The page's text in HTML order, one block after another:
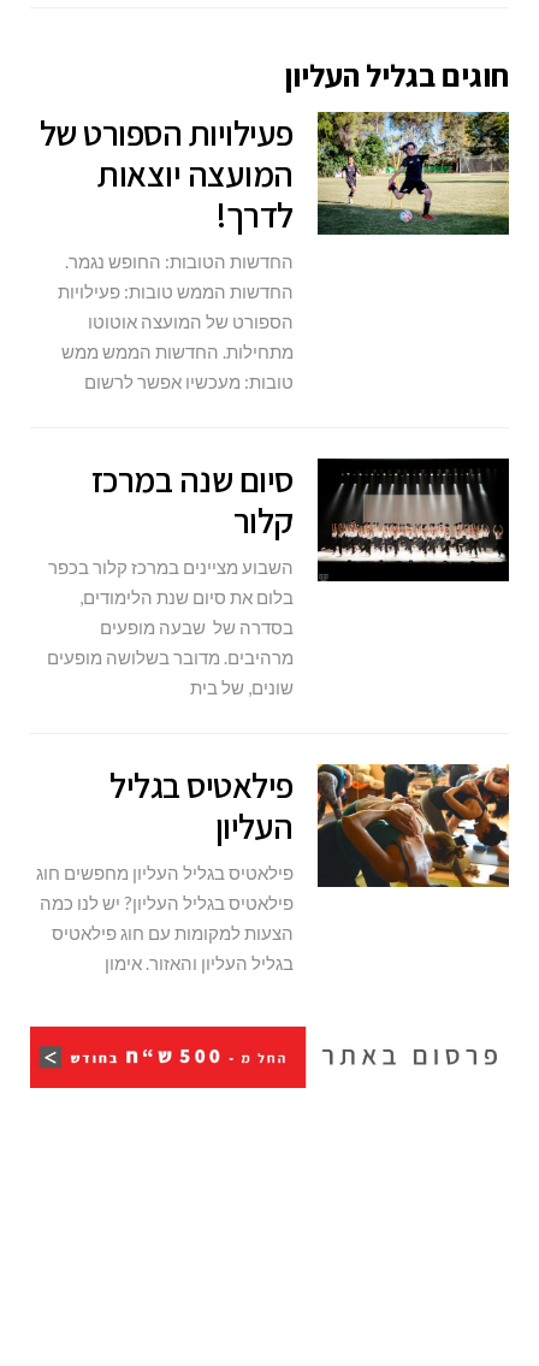
חוגים בגליל העליון
פעילויות הספורט של
המועצה יוצאות
לדרך!
החדשות הטובות: החופש נגמר.
החדשות הממש טובות: פעילויות
הספורט של המועצה אוטוטו
מתחילות. החדשות הממש ממש
טובות: מעכשיו אפשר לרשום
סיום שנה במרכז
קלור
השבוע מציינים במרכז קלור בכפר
בלום את סיום שנת הלימודים,
בסדרה של שבעה מופעים
מרהיבים. מדובר בשלושה מופעים
שונים, של בית
פילאטיס בגליל
העליון
פילאטיס בגליל העליון מחפשים חוג
פילאטיס בגליל העליון? יש לנו כמה
הצעות למקומות עם חוג פילאטיס
בגליל העליון והאזור. אימון